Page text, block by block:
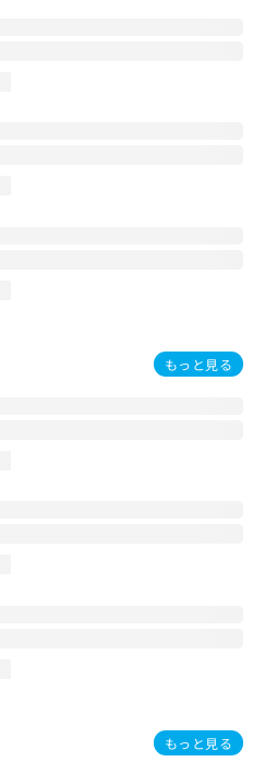
もっと見る
もっと見る